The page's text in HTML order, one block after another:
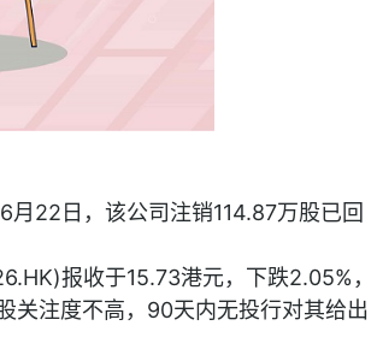
22日，该公司注销114.87万股已回
报收于15.73港元，下跌2.05%，
关注度不高，90天内无投行对其给出